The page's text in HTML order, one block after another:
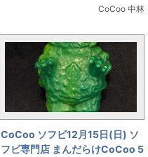
CoCoo 中林
CoCoo ソフビ12月15日(日) ソ
フビ専門店 まんだらけCoCoo 5